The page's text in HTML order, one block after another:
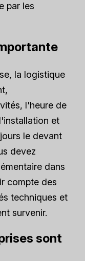
par les
la logistique
l'heure de
et
le devant
devez
dans
compte des
techniques et
survenir.
sont